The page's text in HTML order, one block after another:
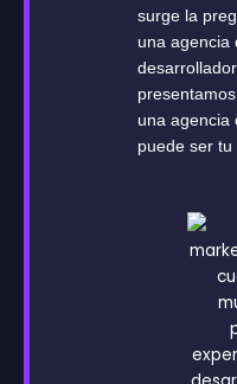
surge la
una agencia
una agencia
puede ser tu